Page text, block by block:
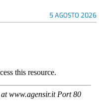
5 AGOSTO 2026